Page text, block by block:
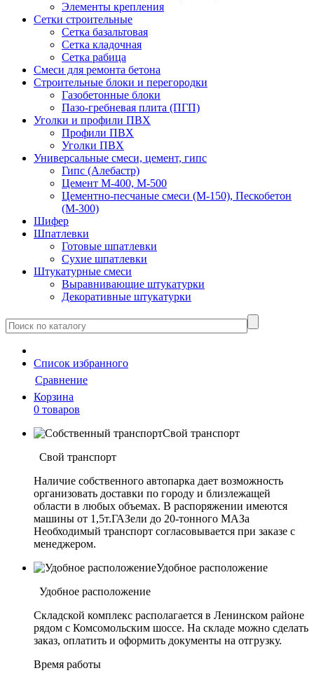
Элементы крепления
Сетки строительные
Сетка базальтовая
Сетка кладочная
Сетка рабица
Смеси для ремонта бетона
Строительные блоки и перегородки
Газобетонные блоки
Пазо-гребневая плита (ПГП)
Уголки и профили ПВХ
Профили ПВХ
Уголки ПВХ
Универсальные смеси, цемент, гипс
Гипс (Алебастр)
Цемент М-400, М-500
Цементно-песчаные смеси (М-150), Пескобетон
(М-300)
Шифер
Шпатлевки
Готовые шпатлевки
Сухие шпатлевки
Штукатурные смеси
Выравнивающие штукатурки
Декоративные штукатурки
Cписок избранного
Сравнение
Корзина
0 товаров
Свой транспорт
Свой транспорт
Наличие собственного автопарка дает возможность
организовать доставки по городу и близлежащей
области в любых объемах. В распоряжении имеются
машины от 1,5т.ГАЗели до 20-тонного МАЗа
Необходимый транспорт согласовывается при заказе с
менеджером.
Удобное расположение
Удобное расположение
Складской комплекс располагается в Ленинском районе
рядом с Комсомольским шоссе. На складе можно сделать
заказ, оплатить и оформить документы на отгрузку.
Время работы